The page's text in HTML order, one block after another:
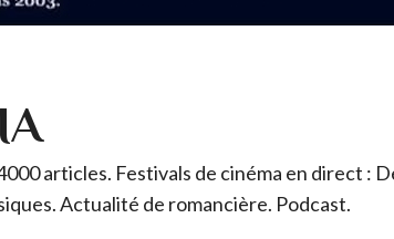
articles. Festivals de cinéma en direct :
Actualité de romancière. Podcast.